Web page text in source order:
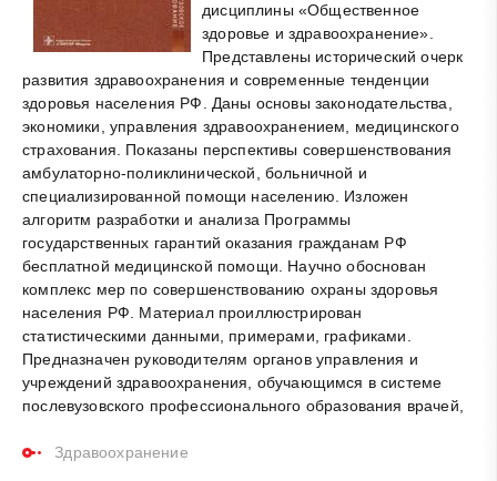
дисциплины «Общественное
здоровье и здравоохранение».
Представлены исторический очерк
развития здравоохранения и современные тенденции
здоровья населения РФ. Даны основы законодательства,
экономики, управления здравоохранением, медицинского
страхования. Показаны перспективы совершенствования
амбулаторно-поликлинической, больничной и
специализированной помощи населению. Изложен
алгоритм разработки и анализа Программы
государственных гарантий оказания гражданам РФ
бесплатной медицинской помощи. Научно обоснован
комплекс мер по совершенствованию охраны здоровья
населения РФ. Материал проиллюстрирован
статистическими данными, примерами, графиками.
Предназначен руководителям органов управления и
учреждений здравоохранения, обучающимся в системе
послевузовского профессионального образования врачей,
Здравоохранение